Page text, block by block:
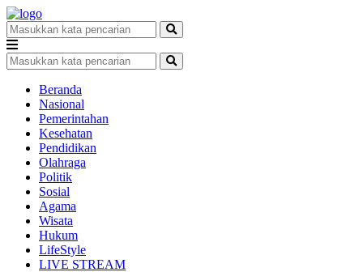
Beranda
Nasional
Pemerintahan
Kesehatan
Pendidikan
Olahraga
Politik
Sosial
Agama
Wisata
Hukum
LifeStyle
LIVE STREAM